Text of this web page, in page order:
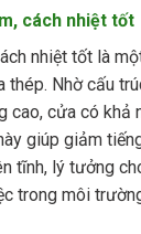
cách nhiệt tốt
nhiệt tốt là
thép. Nhờ cấu
cao, cửa có khả
giúp giảm
tĩnh, lý tưởng
trong môi